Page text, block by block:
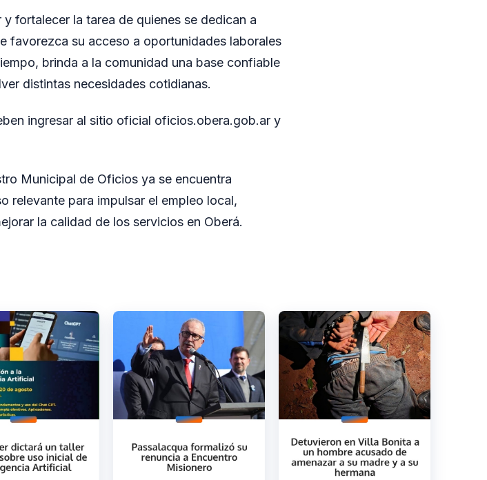
fortalecer la tarea de quienes se dedican a
favorezca su acceso a oportunidades laborales
brinda a la comunidad una base confiable
distintas necesidades cotidianas.
ingresar al sitio oficial oficios.obera.gob.ar y
Municipal de Oficios ya se encuentra
relevante para impulsar el empleo local,
la calidad de los servicios en Oberá.